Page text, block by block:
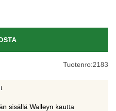
Tuotenro:2183
sisällä Walleyn kautta